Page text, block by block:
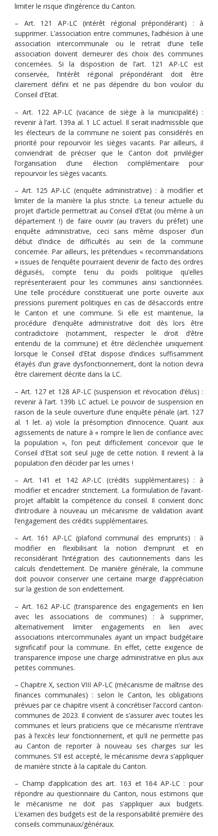
limiter le risque d’ingérence du Canton.
– Art. 121 AP-LC (intérêt régional prépondérant) : à
supprimer. L’association entre communes, l’adhésion à une
association intercommunale ou le retrait d’une telle
association doivent demeurer des choix des communes
concernées. Si la disposition de l’art. 121 AP-LC est
conservée, l’intérêt régional prépondérant doit être
clairement défini et ne pas dépendre du bon vouloir du
Conseil d’Etat.
– Art. 122 AP-LC (vacance de siège à la municipalité) :
revenir à l’art. 139a al. 1 LC actuel. Il serait inadmissible que
les électeurs de la commune ne soient pas considérés en
priorité pour repourvoir les sièges vacants. Par ailleurs, il
conviendrait de préciser que le Canton doit privilégier
l’organisation d’une élection complémentaire pour
repourvoir les sièges vacants.
– Art. 125 AP-LC (enquête administrative) : à modifier et
limiter de la manière la plus stricte. La teneur actuelle du
projet d’article permettrait au Conseil d’Etat (ou même à un
département !) de faire ouvrir (au travers du préfet) une
enquête administrative, ceci sans même disposer d’un
début d’indice de difficultés au sein de la commune
concernée. Par ailleurs, les prétendues « recommandations
» issues de l’enquête pourraient devenir de facto des ordres
déguisés, compte tenu du poids politique qu’elles
représenteraient pour les communes ainsi sanctionnées.
Une telle procédure constituerait une porte ouverte aux
pressions purement politiques en cas de désaccords entre
le Canton et une commune. Si elle est maintenue, la
procédure d’enquête administrative doit dès lors être
contradictoire (notamment, respecter le droit d’être
entendu de la commune) et être déclenchée uniquement
lorsque le Conseil d’Etat dispose d’indices suffisamment
étayés d’un grave dysfonctionnement, dont la notion devra
être clairement décrite dans la LC.
– Art. 127 et 128 AP-LC (suspension et révocation d’élus) :
revenir à l’art. 139b LC actuel. Le pouvoir de suspension en
raison de la seule ouverture d’une enquête pénale (art. 127
al. 1 let. a) viole la présomption d’innocence. Quant aux
agissements de nature à « rompre le lien de confiance avec
la population », l’on peut difficilement concevoir que le
Conseil d’Etat soit seul juge de cette notion. Il revient à la
population d’en décider par les urnes !
– Art. 141 et 142 AP-LC (crédits supplémentaires) : à
modifier et encadrer strictement. La formulation de l’avant-
projet affaiblit la compétence du conseil. Il convient donc
d’introduire à nouveau un mécanisme de validation avant
l’engagement des crédits supplémentaires.
– Art. 161 AP-LC (plafond communal des emprunts) : à
modifier en flexibilisant la notion d’emprunt et en
reconsidérant l’intégration des cautionnements dans les
calculs d’endettement. De manière générale, la commune
doit pouvoir conserver une certaine marge d’appréciation
sur la gestion de son endettement.
– Art. 162 AP-LC (transparence des engagements en lien
avec les associations de communes) : à supprimer,
alternativement limiter engagements en lien avec
associations intercommunales ayant un impact budgétaire
significatif pour la commune. En effet, cette exigence de
transparence impose une charge administrative en plus aux
petites communes.
– Chapitre X, section VIII AP-LC (mécanisme de maîtrise des
finances communales) : selon le Canton, les obligations
prévues par ce chapitre visent à concrétiser l’accord canton-
communes de 2023. Il convient de s’assurer avec toutes les
communes et leurs praticiens que ce mécanisme n’entrave
pas à l’excès leur fonctionnement, et qu’il ne permette pas
au Canton de reporter à nouveau ses charges sur les
communes. S’il est accepté, le mécanisme devra s’appliquer
de manière stricte à la capitale du Canton.
– Champ d’application des art. 163 et 164 AP-LC : pour
répondre au questionnaire du Canton, nous estimons que
le mécanisme ne doit pas s’appliquer aux budgets.
L’examen des budgets est de la responsabilité première des
conseils communaux/généraux.